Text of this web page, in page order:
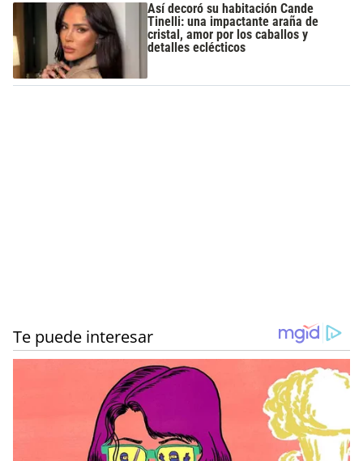
Así decoró su habitación Cande
Tinelli: una impactante araña de
cristal, amor por los caballos y
detalles eclécticos